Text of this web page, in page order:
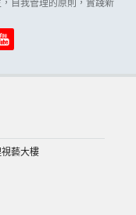
自我管理的原則，實踐新
藝大樓